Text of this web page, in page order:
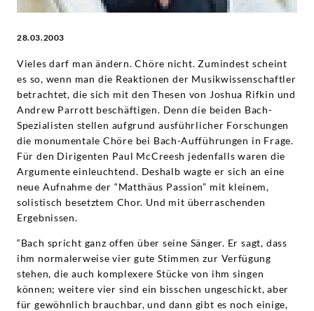
28.03.2003
Vieles darf man ändern. Chöre nicht. Zumindest scheint
es so, wenn man die Reaktionen der Musikwissenschaftler
betrachtet, die sich mit den Thesen von Joshua Rifkin und
Andrew Parrott beschäftigen. Denn die beiden Bach-
Spezialisten stellen aufgrund ausführlicher Forschungen
die monumentale Chöre bei Bach-Aufführungen in Frage.
Für den Dirigenten Paul McCreesh jedenfalls waren die
Argumente einleuchtend. Deshalb wagte er sich an eine
neue Aufnahme der “Matthäus Passion” mit kleinem,
solistisch besetztem Chor. Und mit überraschenden
Ergebnissen.
“Bach spricht ganz offen über seine Sänger. Er sagt, dass
ihm normalerweise vier gute Stimmen zur Verfügung
stehen, die auch komplexere Stücke von ihm singen
können; weitere vier sind ein bisschen ungeschickt, aber
für gewöhnlich brauchbar, und dann gibt es noch einige,